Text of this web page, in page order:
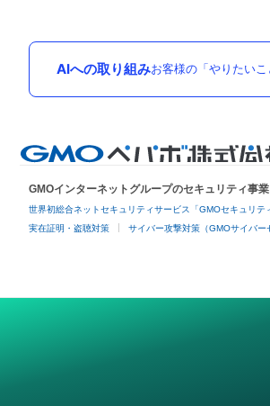
AIへの取り組みお客様の「やりたい
GMOインターネットグループのセキュリティ事
世界初総合ネットセキュリティサービス「GMOセキュリテ
実在証明・盗聴対策 サイバー攻撃対策（GMOサイバー